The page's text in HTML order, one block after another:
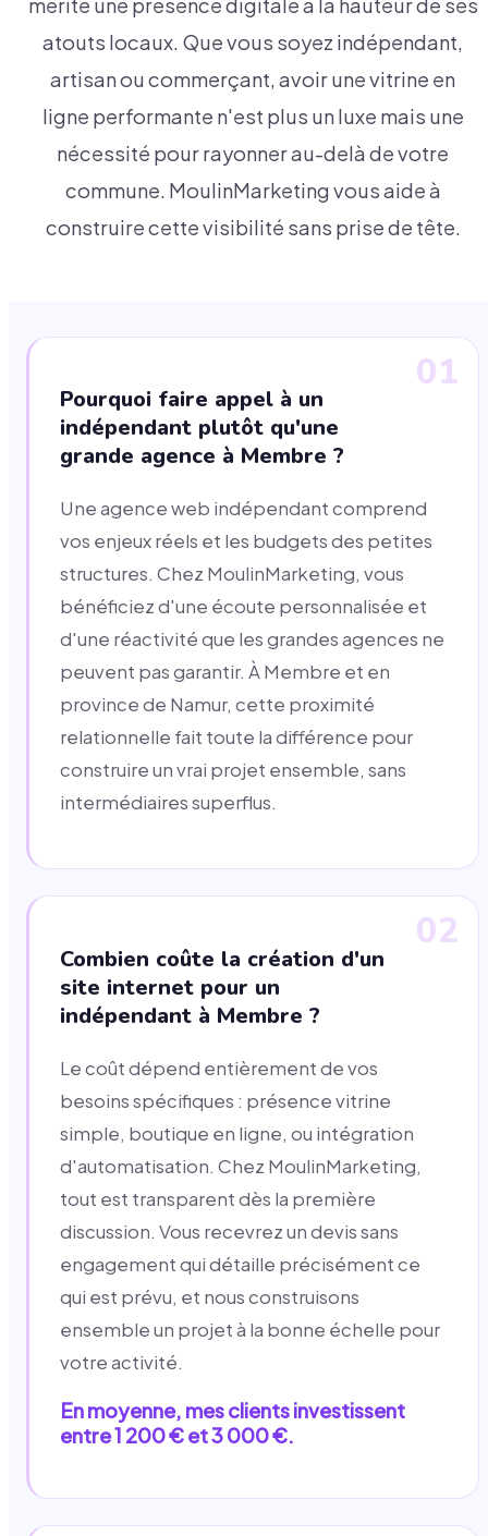
mérite une présence digitale à la hauteur de ses
atouts locaux. Que vous soyez indépendant,
artisan ou commerçant, avoir une vitrine en
ligne performante n'est plus un luxe mais une
nécessité pour rayonner au-delà de votre
commune. MoulinMarketing vous aide à
construire cette visibilité sans prise de tête.
01
Pourquoi faire appel à un
indépendant plutôt qu'une
grande agence à Membre ?
Une agence web indépendant comprend
vos enjeux réels et les budgets des petites
structures. Chez MoulinMarketing, vous
bénéficiez d'une écoute personnalisée et
d'une réactivité que les grandes agences ne
peuvent pas garantir. À Membre et en
province de Namur, cette proximité
relationnelle fait toute la différence pour
construire un vrai projet ensemble, sans
intermédiaires superflus.
02
Combien coûte la création d'un
site internet pour un
indépendant à Membre ?
Le coût dépend entièrement de vos
besoins spécifiques : présence vitrine
simple, boutique en ligne, ou intégration
d'automatisation. Chez MoulinMarketing,
tout est transparent dès la première
discussion. Vous recevrez un devis sans
engagement qui détaille précisément ce
qui est prévu, et nous construisons
ensemble un projet à la bonne échelle pour
votre activité.
En moyenne, mes clients investissent
entre 1 200 € et 3 000 €.